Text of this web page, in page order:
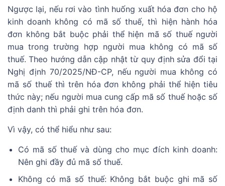
Ngược lại, nếu rơi vào tình huống xuất hóa đơn cho hộ
kinh doanh không có mã số thuế, thì hiện hành hóa
đơn không bắt buộc phải thể hiện mã số thuế người
mua trong trường hợp người mua không có mã số
thuế. Theo hướng dẫn cập nhật từ quy định sửa đổi tại
Nghị định 70/2025/NĐ-CP, nếu người mua không có
mã số thuế thì trên hóa đơn không phải thể hiện tiêu
thức này; nếu người mua cung cấp mã số thuế hoặc số
định danh thì phải ghi trên hóa đơn.
Vì vậy, có thể hiểu như sau:
Có mã số thuế và dùng cho mục đích kinh doanh:
Nên ghi đầy đủ mã số thuế.
Không có mã số thuế: Không bắt buộc ghi mã số